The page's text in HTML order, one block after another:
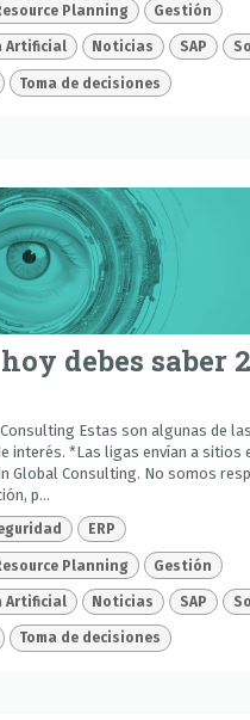
Planning Gestión
Artificial Noticias SAP
Toma de decisiones
debes saber
Estas son algunas de
interés. *Las ligas envían a sitios
Global Consulting. No somos
p...
ERP
Planning Gestión
Artificial Noticias SAP
Toma de decisiones